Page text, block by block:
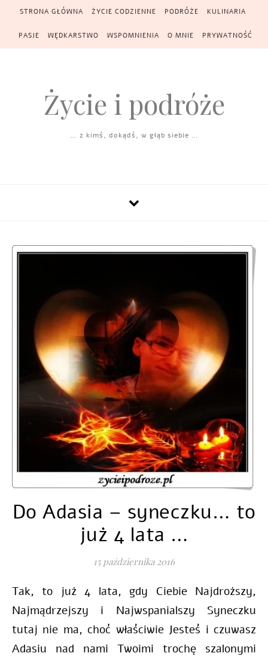
Skip to content
STRONA GŁÓWNA ŻYCIE CODZIENNE PODRÓŻE KULINARIA
PASJE WĘDKARSTWO WSPOMNIENIA O MNIE PRYWATNOŚĆ
Życie i podróże
… z kimś, dokądś, w głąb siebie …
Do Adasia – syneczku… to
już 4 lata …
15 października 2016
Tak, to już 4 lata, gdy Ciebie Najdroższy,
Najmądrzejszy i Najwspanialszy Syneczku
tutaj nie ma, choć właściwie Jesteś i czuwasz
Adasiu nad nami Twoimi trochę szalonymi